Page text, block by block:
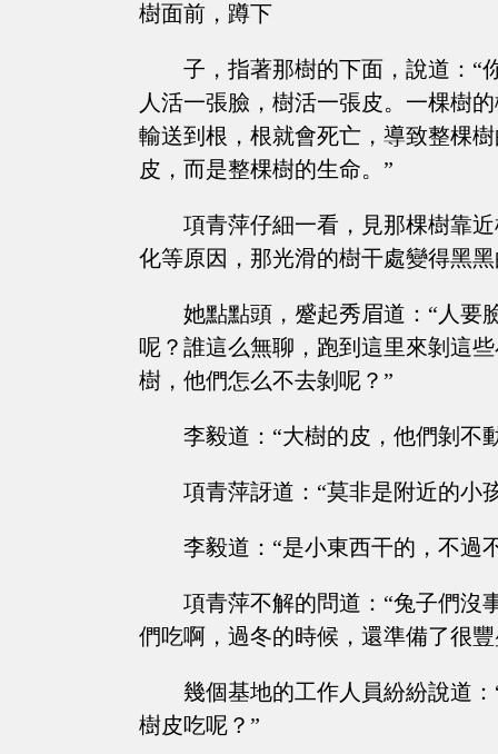
樹面前，蹲下
子，指著那樹的下面，說道：“
人活一張臉，樹活一張皮。一棵樹
輸送到根，根就會死亡，導致整棵
皮，而是整棵樹的生命。”
項青萍仔細一看，見那棵樹靠
化等原因，那光滑的樹干處變得黑
她點點頭，蹙起秀眉道：“人要
呢？誰這么無聊，跑到這里來剝這
樹，他們怎么不去剝呢？”
李毅道：“大樹的皮，他們剝不
項青萍訝道：“莫非是附近的小
李毅道：“是小東西干的，不過
項青萍不解的問道：“兔子們沒
們吃啊，過冬的時候，還準備了很
幾個基地的工作人員紛紛說道
樹皮吃呢？”